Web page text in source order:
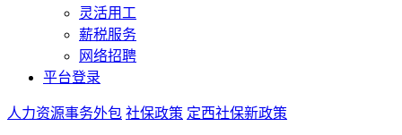
灵活用工
薪税服务
网络招聘
平台登录
人力资源事务外包 社保政策 定西社保新政策